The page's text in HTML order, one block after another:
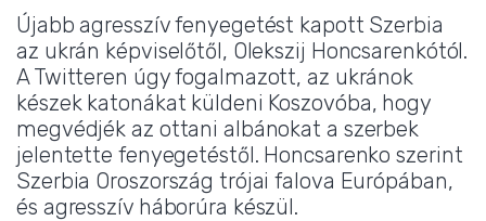
Újabb agresszív fenyegetést kapott Szerbia
az ukrán képviselőtől, Olekszij Honcsarenkótól.
A Twitteren úgy fogalmazott, az ukránok
készek katonákat küldeni Koszovóba, hogy
megvédjék az ottani albánokat a szerbek
jelentette fenyegetéstől. Honcsarenko szerint
Szerbia Oroszország trójai falova Európában,
és agresszív háborúra készül.